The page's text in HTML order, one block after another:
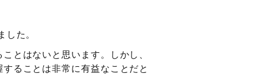
た。
とはないと思います。しかし、
ることは非常に有益なことだと